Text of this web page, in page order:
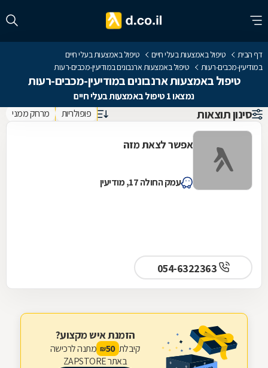
דף הבית טיפול באמצעות בעלי חיים
טיפול באמצעות בעלי חיים
במודיעין-מכבים-רעות
טיפול באמצעות ארנבונים במודיעין-מכבים-רעות
טיפול באמצעות ארנבונים במודיעין-מכבים-רעות
נמצאו 1 טיפול באמצעות בעלי חיים
סינון תוצאות פופולריות מרחק ממני
אפשר לצאת מזה
עמק החולה 17, מודיעין
הזמנת איש מקצוע?
קיבלת 50
₪ מתנה לרכישה
באתר ZAPSTORE